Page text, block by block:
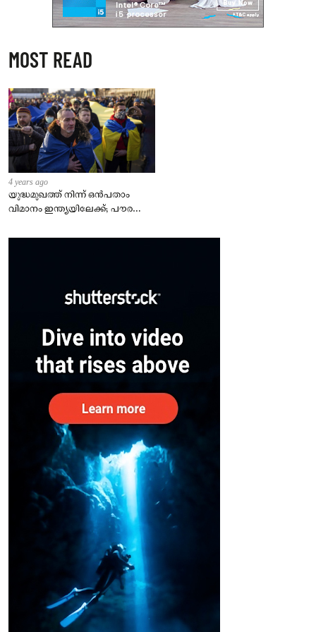
MOST READ
4 years ago
യുദ്ധമുഖത്ത് നിന്ന് ഒൻപതാം
വിമാനം ഇന്ത്യയിലേക്ക്; പൗരന്മാർ
– കേന്ദ്രം